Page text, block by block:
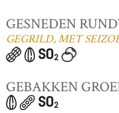
GESNEDEN
GEGRILD, MET
GEBAKKEN